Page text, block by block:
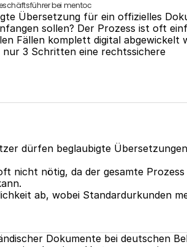
bei mentoc
Übersetzung für ein offizielles
sollen? Der Prozess ist oft
Fällen komplett digital abgewickelt
nur 3 Schritten eine rechtssichere
dürfen beglaubigte
nicht nötig, da der gesamte Prozess
ab, wobei Standardurkunden
Dokumente bei deutschen